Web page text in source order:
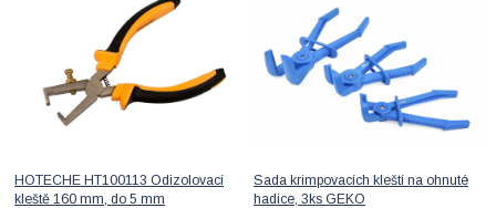
HOTECHE HT100113 Odizolovací
kleště 160 mm, do 5 mm
Sada krimpovacích kleští na ohnuté
hadice, 3ks GEKO